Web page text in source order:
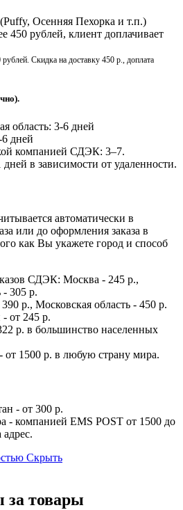
Осенняя Пехорка и т.п.)
450 рублей, клиент доплачивает
Скидка на доставку 450 р., доплата
область: 3-6 дней
6 дней
компанией СДЭК: 3–7.
в зависимости от удаленности.
автоматически в
или до оформления заказа в
как Вы укажете город и способ
СДЭК: Москва - 245 р.,
- 305 р.
р., Московская область - 450 р.
от 245 р.
р. в большинство населенных
от 1500 р. в любую страну мира.
- от 300 р.
- компанией EMS POST от 1500 до
Скрыть
за товары